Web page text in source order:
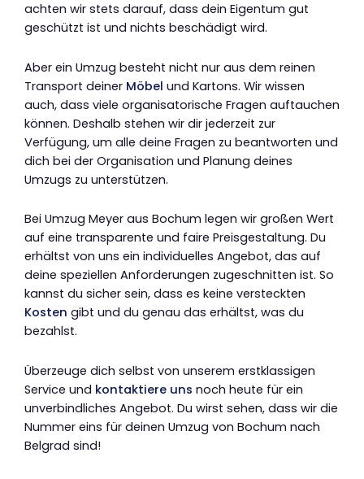
achten wir stets darauf, dass dein Eigentum gut
geschützt ist und nichts beschädigt wird.
Aber ein Umzug besteht nicht nur aus dem reinen
Transport deiner Möbel und Kartons. Wir wissen
auch, dass viele organisatorische Fragen auftauchen
können. Deshalb stehen wir dir jederzeit zur
Verfügung, um alle deine Fragen zu beantworten und
dich bei der Organisation und Planung deines
Umzugs zu unterstützen.
Bei Umzug Meyer aus Bochum legen wir großen Wert
auf eine transparente und faire Preisgestaltung. Du
erhältst von uns ein individuelles Angebot, das auf
deine speziellen Anforderungen zugeschnitten ist. So
kannst du sicher sein, dass es keine versteckten
Kosten gibt und du genau das erhältst, was du
bezahlst.
Überzeuge dich selbst von unserem erstklassigen
Service und kontaktiere uns noch heute für ein
unverbindliches Angebot. Du wirst sehen, dass wir die
Nummer eins für deinen Umzug von Bochum nach
Belgrad sind!